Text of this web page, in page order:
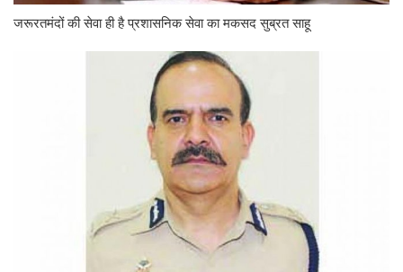
जरूरतमंदों की सेवा ही है प्रशासनिक सेवा का मकसद सुब्रत साहू